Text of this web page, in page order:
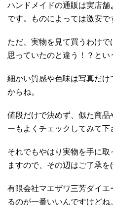
ハンドメイドの通販は実店
です。ものによっては激安で
ただ、実物を見て買うわけ
思っていたのと違う！？とい
細かい質感や色味は写真だ
からね。
値段だけで決めず、似た商品
ーもよくチェックしてみて下
それでもやはり実物を手に
ますので、その辺はご了承を
有限会社マエザワ三芳ダイ
るのが一番いいんですけどね